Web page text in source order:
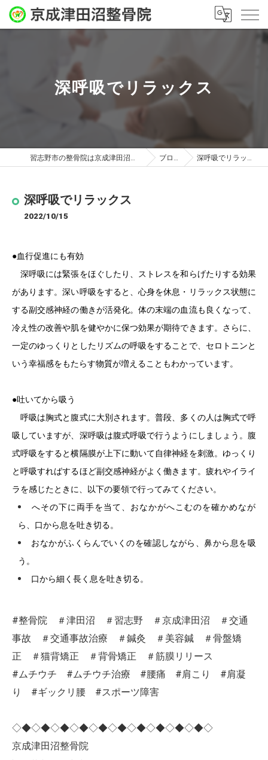
深呼吸でリラックス
習志野市の整骨院は京成津田沼整骨院 ブログ 深呼吸でリラックス
深呼吸でリラックス
2022/10/15
●血行促進にも有効
深呼吸には緊張をほぐしたり、ストレスを和らげたりする効果
があります。深い呼吸をすると、心身を休息・リラックス状態に
する副交感神経の働きが活発化。体の末端の血流も良くなって、
冷え性の改善や肌を健やかに保つ効果が期待できます。さらに、
一定のゆっくりとしたリズムの呼吸をすることで、セロトニンと
いう幸福感をもたらす物質が増えることもわかっています。
●吐いてから吸う
呼吸は胸式と腹式に大別されます。普段、多くの人は胸式で呼
吸していますが、深呼吸は腹式呼吸で行うようにしましょう。腹
式呼吸をすると横隔膜が上下に動いて自律神経を刺激。ゆっくり
と呼吸すればするほど副交感神経がよく働きます。疲れやイライ
ラを感じたときに、以下の要領で行ってみてください。
へその下に両手を当て、おなかがへこむのを確かめなが
ら、口から息を吐き切る。
おなかがふくらんでいくのを確認しながら、鼻から息を吸
う。
口から細く長く息を吐き切る。
#整骨院 ＃津田沼 ＃習志野 ＃京成津田沼 ＃交通
事故 ＃交通事故治療 ＃鍼灸 ＃美容鍼 ＃骨盤矯
正 ＃猫背矯正 ＃背骨矯正 ＃筋膜リリース
#ムチウチ #ムチウチ治療 #腰痛 #肩こり #肩凝
り #ギックリ腰 #スポーツ障害
◇◆◇◆◇◆◇◆◇◆◇◆◇◆◇◆◇◆◇◆◇
京成津田沼整骨院